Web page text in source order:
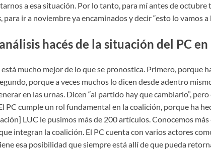
a esa situación. Por lo tanto, para mí antes de octubre
, para ir a noviembre ya encaminados y decir “esto lo vamos a
hacés de la situación del PC
mucho mejor de lo que se pronostica. Primero, porque
porque a veces muchos lo dicen desde adentro
en las urnas. Dicen “al partido hay que cambiarlo”,
PC cumple un rol fundamental en la coalición, porque ha
LUC le pusimos más de 200 artículos. Conocemos
integran la coalición. El PC cuenta con varios actores
esa posibilidad que siempre está allí de que pueda